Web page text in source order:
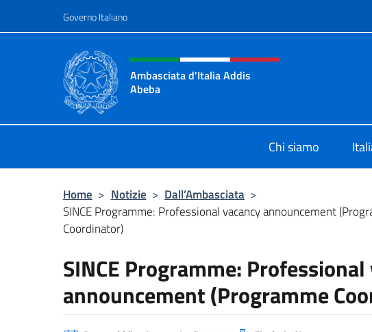
Governo Italiano
Intestazione sito, social e menù
Ambasciata d'Italia Addis
Abeba
Chi siamo
Home > Notizie > Dall’Ambasciata >
SINCE Programme: Professional vacancy announcement
Coordinator)
SINCE Programme:
announcement (Programme